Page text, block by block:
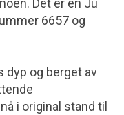
Det er en Ju
6657 og
dyp og berget av
i original stand til